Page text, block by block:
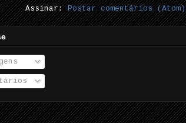
Assinar:Postar comentários (Atom)